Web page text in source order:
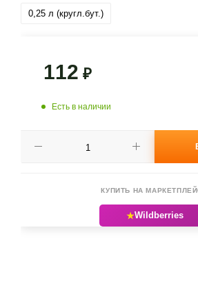
0,25 л (кругл.бут.)
112 ₽
Есть в наличии
КУПИТЬ НА
★Wildberries